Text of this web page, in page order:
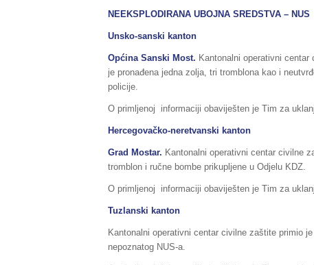
NEEKSPLODIRANA UBOJNA SREDSTVA – NUS
Unsko-sanski kanton
Općina Sanski Most. Kantonalni operativni
je pronađena jedna zolja, tri tromblona kao i
policije.
O primljenoj informaciji obaviješten je Tim za
Hercegovačko-neretvanski kanton
Grad Mostar. Kantonalni operativni centar civilne
tromblon i ručne bombe prikupljene u Odjelu KDZ.
O primljenoj informaciji obaviješten je Tim za
Tuzlanski kanton
Kantonalni operativni centar civilne zaštite primio
nepoznatog NUS-a.